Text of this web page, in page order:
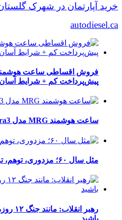
خرید آپارتمان در شهرک
autodiesel.ca
فروش اقساطی ساعت هوشمند
پیش‌پرداخت کم + شرایط آسان
ساعت هوشمند MRG مدل M-ultra3
مثل سال ۶۰؛ مزدوری، توهم، ترور
رهبر
باشید